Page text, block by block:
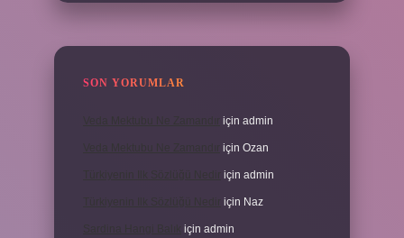
SON YORUMLAR
için admin
için Ozan
için admin
için Naz
için admin